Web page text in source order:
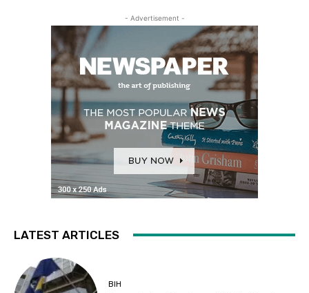
- Advertisement -
LATEST ARTICLES
BIH